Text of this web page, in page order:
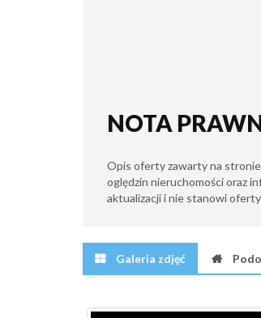
NOTA
Opis oferty zawarty na
oględzin nieruchomości oraz
aktualizacji i nie stanowi
Galeria zdjęć